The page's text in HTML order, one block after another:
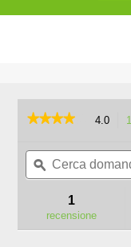
★★★★★
★★★★★
5
recensioni
4.0
Cerca
domande
e
ϙ
1
recensione